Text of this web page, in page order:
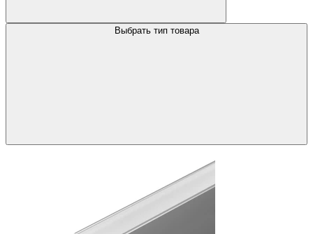
Выбрать тип товара